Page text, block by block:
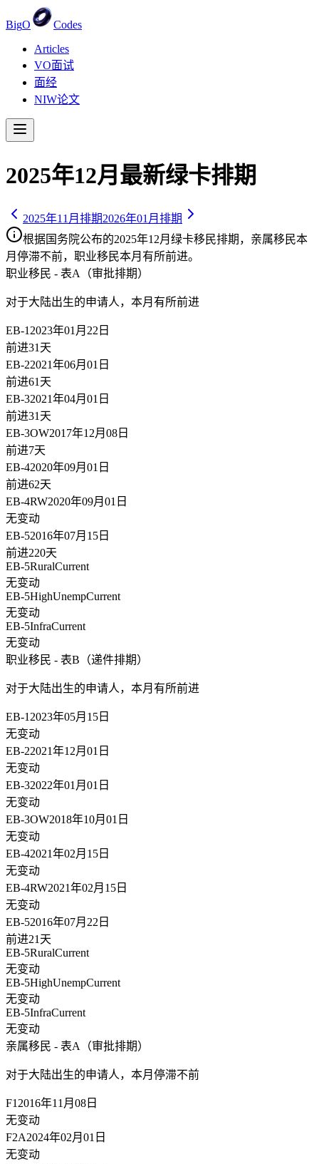
BigO
Codes
Articles
VO面试
面经
NIW论文
2025年12月最新绿卡排期
2025年11 月排期2026年01 月排期
根据国务院公布的2025年12月绿卡移民排期，亲属移民本
月停滞不前，职业移民本月有所前进。
职业移民 - 表A（审批排期）
对于大陆出生的申请人， 本月有所前进
EB-1 2023年01月22日
前进31天
EB-22021年06月01日
前进61天
EB-32021年04月01日
前进31天
EB-3OW2017年12月08日
前进7天
EB-42020年09月01日
前进62天
EB-4RW2020年09月01日
无变动
EB-52016年07月15日
前进220天
EB-5RuralCurrent
无变动
EB-5HighUnempCurrent
无变动
EB-5InfraCurrent
无变动
职业移民 - 表B（递件排期）
对于大陆出生的申请人， 本月有所前进
EB-1 2023年05月15日
无变动
EB-22021年12月01日
无变动
EB-32022年01月01日
无变动
EB-3OW2018年10月01日
无变动
EB-42021年02月15日
无变动
EB-4RW2021年02月15日
无变动
EB-52016年07月22日
前进21天
EB-5RuralCurrent
无变动
EB-5HighUnempCurrent
无变动
EB-5InfraCurrent
无变动
亲属移民 - 表A（审批排期）
对于大陆出生的申请人， 本月停滞不前
F1 2016年11月08日
无变动
F2A2024年02月01日
无变动